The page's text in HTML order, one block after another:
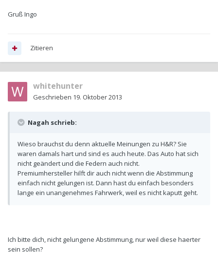
Gruß Ingo
Zitieren
whitehunter
Geschrieben 19. Oktober 2013
Nagah schrieb:
Wieso brauchst du denn aktuelle Meinungen zu H&R? Sie
waren damals hart und sind es auch heute. Das Auto hat sich
nicht geändert und die Federn auch nicht.
Premiumhersteller hilft dir auch nicht wenn die Abstimmung
einfach nicht gelungen ist. Dann hast du einfach besonders
lange ein unangenehmes Fahrwerk, weil es nicht kaputt geht.
Ich bitte dich, nicht gelungene Abstimmung, nur weil diese haerter
sein sollen?